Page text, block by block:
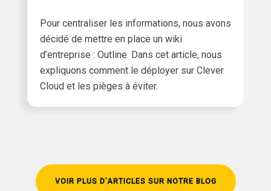
Pour centraliser les informations, nous avons
décidé de mettre en place un wiki
d’entreprise : Outline. Dans cet article, nous
expliquons comment le déployer sur Clever
Cloud et les pièges à éviter.
VOIR PLUS D’ARTICLES SUR NOTRE BLOG